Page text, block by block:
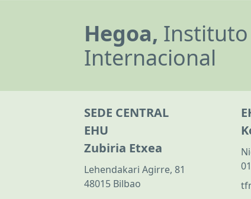
Hegoa, Instituto
Internacional
SEDE CENTRAL
EHU
Zubiria Etxea
Lehendakari Agirre, 81
48015 Bilbao